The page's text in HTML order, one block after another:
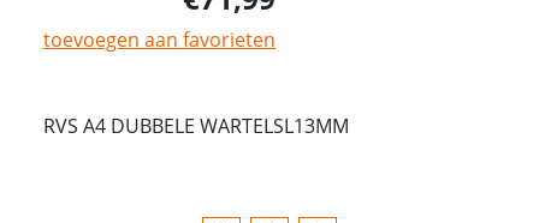
toevoegen aan favorieten
RVS A4 DUBBELE WARTELSL13MM